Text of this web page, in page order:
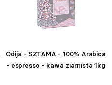
Odija - SZTAMA - 100% Arabica
- espresso - kawa ziarnista 1kg